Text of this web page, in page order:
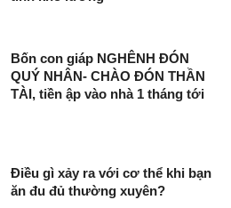
Bốn con giáp NGHÊNH ĐÓN
QUÝ NHÂN- CHÀO ĐÓN THẦN
TÀI, tiền ập vào nhà 1 tháng tới
Điều gì xảy ra với cơ thể khi bạn
ăn đu đủ thường xuyên?